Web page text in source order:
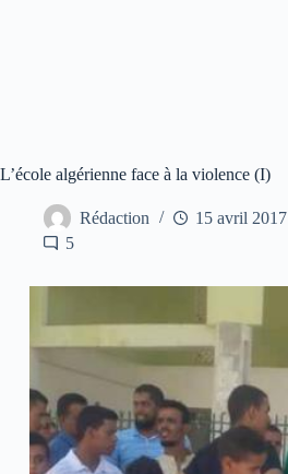
L’école algérienne face à la violence (I)
Rédaction 15 avril 2017
5